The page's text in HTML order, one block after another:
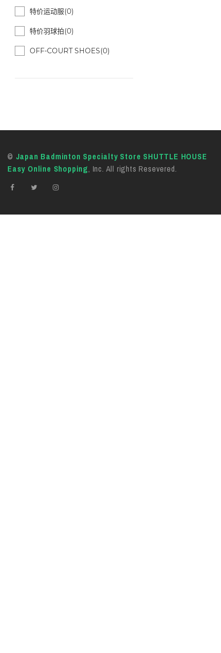
特价运动服(0)
特价羽球拍(0)
OFF-COURT SHOES(0)
© Japan Badminton Specialty Store SHUTTLE HOUSE
Easy Online Shopping, Inc. All rights Resevered.